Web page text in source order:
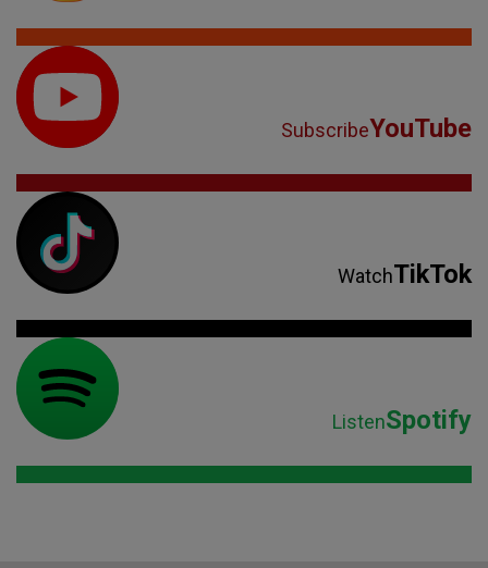
SubscribeYouTube
WatchTikTok
ListenSpotify